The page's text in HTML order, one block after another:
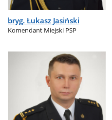
bryg. Łukasz Jasiński
Komendant Miejski PSP